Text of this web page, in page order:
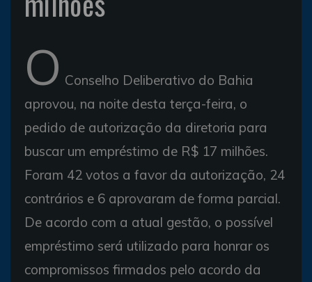
O Conselho Deliberativo do Bahia
aprovou, na noite desta terça-feira, o
pedido de autorização da diretoria para
buscar um empréstimo de R$ 17 milhões.
Foram 42 votos a favor da autorização, 24
contrários e 6 aprovaram de forma parcial.
De acordo com a atual gestão, o possível
empréstimo será utilizado para honrar os
compromissos firmados pelo acordo da